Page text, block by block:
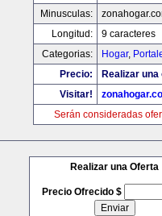
Minusculas:
Longitud:
9 caracteres
Categorias:
Hogar,
Precio:
Realizar
Visitar!
Serán consideradas
Realizar una Oferta
Precio Ofrecido $